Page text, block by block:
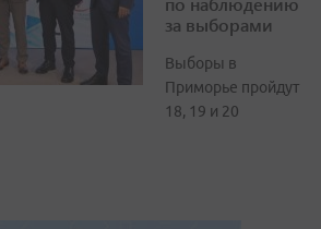
за выборами
Выборы в
Приморье пройдут
18, 19 и 20